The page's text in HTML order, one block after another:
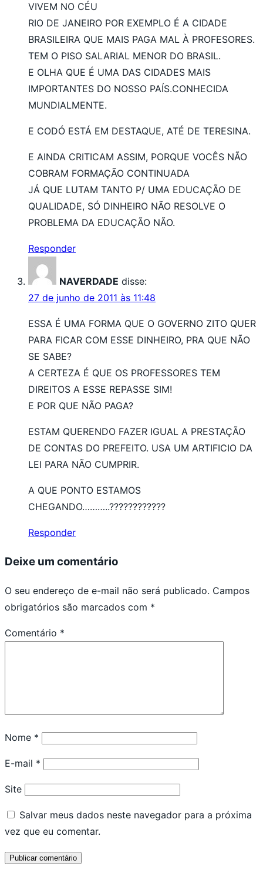
VIVEM NO CÉU
RIO DE JANEIRO POR EXEMPLO É A CIDADE
BRASILEIRA QUE MAIS PAGA MAL À PROFESORES.
TEM O PISO SALARIAL MENOR DO BRASIL.
E OLHA QUE É UMA DAS CIDADES MAIS
IMPORTANTES DO NOSSO PAÍS.CONHECIDA
MUNDIALMENTE.
E CODÓ ESTÁ EM DESTAQUE, ATÉ DE TERESINA.
E AINDA CRITICAM ASSIM, PORQUE VOCÊS NÃO
COBRAM FORMAÇÃO CONTINUADA
JÁ QUE LUTAM TANTO P/ UMA EDUCAÇÃO DE
QUALIDADE, SÓ DINHEIRO NÃO RESOLVE O
PROBLEMA DA EDUCAÇÃO NÃO.
Responder
NAVERDADE disse:
27 de junho de 2011 às 11:48
ESSA É UMA FORMA QUE O GOVERNO ZITO QUER
PARA FICAR COM ESSE DINHEIRO, PRA QUE NÃO
SE SABE?
A CERTEZA É QUE OS PROFESSORES TEM
DIREITOS A ESSE REPASSE SIM!
E POR QUE NÃO PAGA?
ESTAM QUERENDO FAZER IGUAL A PRESTAÇÃO
DE CONTAS DO PREFEITO. USA UM ARTIFICIO DA
LEI PARA NÃO CUMPRIR.
A QUE PONTO ESTAMOS
CHEGANDO………..????????????
Responder
Deixe um comentário
O seu endereço de e-mail não será publicado. Campos
obrigatórios são marcados com *
Comentário *
Nome *
E-mail *
Site
Salvar meus dados neste navegador para a próxima
vez que eu comentar.